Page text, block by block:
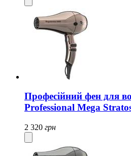
Професійний фен для
Professional Mega
2 320 грн